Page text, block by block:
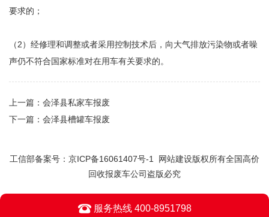
要求的；
（2）经修理和调整或者采用控制技术后，向大气排放污染物或者噪
声仍不符合国家标准对在用车有关要求的。
上一篇： 会泽县私家车报废
下一篇： 会泽县槽罐车报废
工信部备案号： 京ICP备16061407号-1 网站建设版权所有全国高价
回收报废车公司盗版必究
服务热线 400-8951798